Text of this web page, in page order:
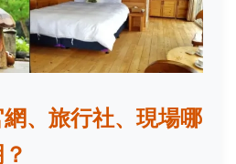
、旅行社、現場哪